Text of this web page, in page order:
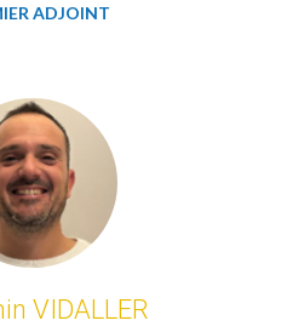
ADJOINT
VIDALLER